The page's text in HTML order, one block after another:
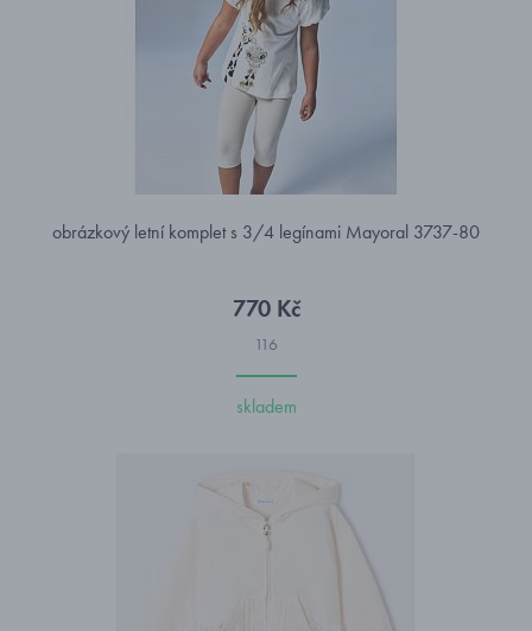
obrázkový letní komplet s 3/4 legínami Mayoral 3737-80
770 Kč
116
skladem